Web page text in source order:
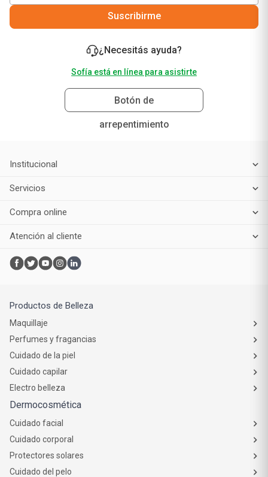
Suscribirme
¿Necesitás ayuda?
Sofía está en línea para asistirte
Botón de
arrepentimiento
Institucional
Servicios
Compra online
Atención al cliente
Productos de Belleza
Maquillaje
Perfumes y fragancias
Cuidado de la piel
Cuidado capilar
Electro belleza
Dermocosmética
Cuidado facial
Cuidado corporal
Protectores solares
Cuidado del pelo